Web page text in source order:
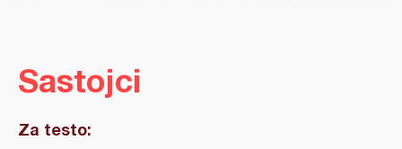
Sastojci
Za testo: